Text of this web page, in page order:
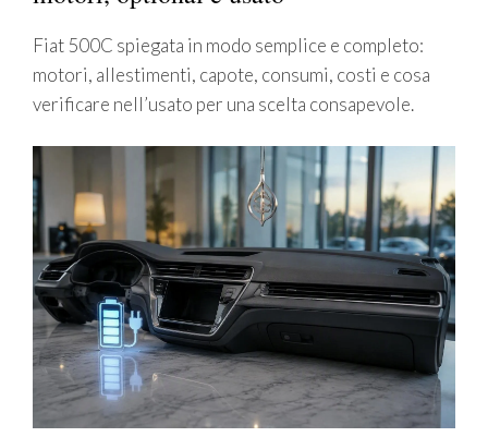
Fiat 500C spiegata in modo semplice e completo:
motori, allestimenti, capote, consumi, costi e cosa
verificare nell’usato per una scelta consapevole.